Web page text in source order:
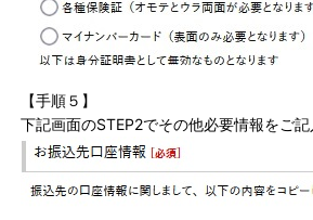
【手順５】
下記画面のSTEP2でその他必要情報をご